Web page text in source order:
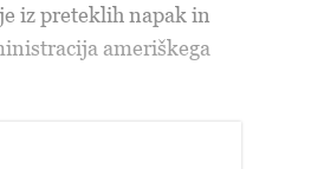
iz preteklih napak in
ameriškega